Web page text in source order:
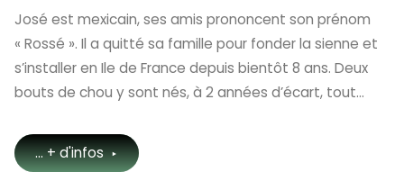
José est mexicain, ses amis prononcent son prénom
« Rossé ». Il a quitté sa famille pour fonder la sienne et
s’installer en Ile de France depuis bientôt 8 ans. Deux
bouts de chou y sont nés, à 2 années d’écart, tout…
... + d'infos
"José